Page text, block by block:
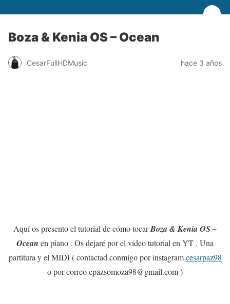
Boza & Kenia OS – Ocean
CesarFullHDMusic hace 3 años
Aquí os presento el tutorial de cómo tocarBoza & Kenia OS –
Ocean en piano . Os dejaré por el vídeo tutorial en YT . Una
partitura y el MIDI ( contactad conmigo por instagramcesarpaz98
o por correo cpazsomoza98@gmail.com )